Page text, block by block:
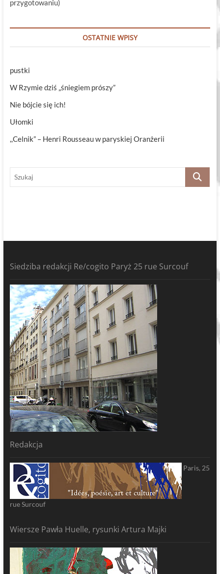
przygotowaniu)
OSTATNIE WPISY
pustki
W Rzymie dziś „śniegiem prószy”
Nie bójcie się ich!
Ułomki
,,Celnik” – Henri Rousseau w paryskiej Oranżerii
Szukaj
Siedziba redakcji Re/cogito Paryż 25 rue Surcouf
Redakcja
Paris, 25
rue Surcouf
Wiersze Pawła Huelle, rysunki Artura Majki